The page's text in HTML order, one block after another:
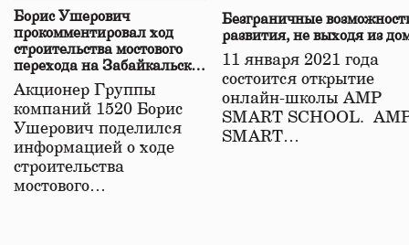
Борис Ушерович
прокомментировал ход
строительства мостового
перехода на Забайкальской
железной дороге
Акционер Группы
компаний 1520 Борис
Ушерович поделился
информацией о ходе
строительства
мостового…
Безграничные
развития, не выходя из
11 января 2021 года
состоится открытие
онлайн-школы АМР
SMART SCHOOL.
SMART…